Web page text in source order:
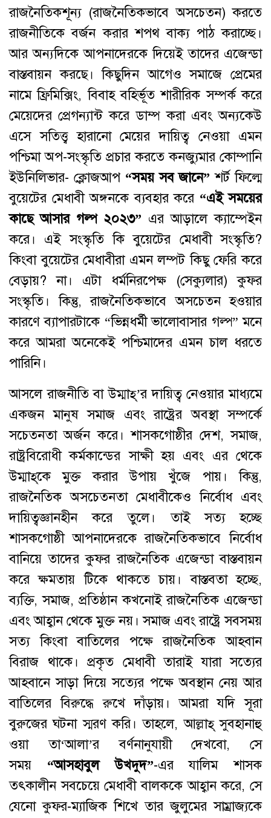
রাজনৈতিকশূন্য (রাজনৈতিকভাবে অসচেতন) করতে
রাজনীতিকে বর্জন করার শপথ বাক্য পাঠ করাচ্ছে।
আর অন্যদিকে আপনাদেরকে দিয়েই তাদের এজেন্ডা
বাস্তবায়ন করছে। কিছুদিন আগেও সমাজে প্রেমের
নামে ফ্রিমিক্সিং, বিবাহ বহির্ভূত শারীরিক সম্পর্ক করে
মেয়েদের প্রেগন্যান্ট করে ডাম্প করা এবং অন্যকেউ
এসে সতিত্ত্ব হারানো মেয়ের দায়িত্ব নেওয়া এমন
পশ্চিমা অপ-সংস্কৃতি প্রচার করতে কনজ্যুমার কোম্পানি
ইউনিলিভার- ক্লোজআপ “সময় সব জানে” শর্ট ফিল্মে
বুয়েটের মেধাবী অঙ্গনকে ব্যবহার করে “এই সময়ের
কাছে আসার গল্প ২০২৩” এর আড়ালে ক্যাম্পেইন
করে। এই সংস্কৃতি কি বুয়েটের মেধাবী সংস্কৃতি?
কিংবা বুয়েটের মেধাবীরা এমন লম্পট কিছু ফেরি করে
বেড়ায়? না। এটা ধর্মনিরপেক্ষ (সেক্যুলার) কুফর
সংস্কৃতি। কিন্তু, রাজনৈতিকভাবে অসচেতন হওয়ার
কারণে ব্যাপারটাকে “ভিন্নধর্মী ভালোবাসার গল্প” মনে
করে আমরা অনেকেই পশ্চিমাদের এমন চাল ধরতে
পারিনি।
আসলে রাজনীতি বা উম্মাহ্‌’র দায়িত্ব নেওয়ার মাধ্যমে
একজন মানুষ সমাজ এবং রাষ্ট্রের অবস্থা সম্পর্কে
সচেতনতা অর্জন করে। শাসকগোষ্ঠীর দেশ, সমাজ,
রাষ্ট্রবিরোধী কর্মকান্ডের সাক্ষী হয় এবং এর থেকে
উম্মাহ্‌কে মুক্ত করার উপায় খুঁজে পায়। কিন্তু,
রাজনৈতিক অসচেতনতা মেধাবীকেও নির্বোধ এবং
দায়িত্বজ্ঞানহীন করে তুলে। তাই সত্য হচ্ছে
শাসকগোষ্ঠী আপনাদেরকে রাজনৈতিকভাবে নির্বোধ
বানিয়ে তাদের কুফর রাজনৈতিক এজেন্ডা বাস্তবায়ন
করে ক্ষমতায় টিকে থাকতে চায়। বাস্তবতা হচ্ছে,
ব্যক্তি, সমাজ, প্রতিষ্ঠান কখনোই রাজনৈতিক এজেন্ডা
এবং আহ্বান থেকে মুক্ত নয়। সমাজ এবং রাষ্ট্রে সবসময়
সত্য কিংবা বাতিলের পক্ষে রাজনৈতিক আহবান
বিরাজ থাকে। প্রকৃত মেধাবী তারাই যারা সত্যের
আহবানে সাড়া দিয়ে সত্যের পক্ষে অবস্থান নেয় আর
বাতিলের বিরুদ্ধে রুখে দাঁড়ায়। আমরা যদি সূরা
বুরুজের ঘটনা স্মরণ করি। তাহলে, আল্লাহ্‌ সুবহানাহু
ওয়া তা‘আলা’র বর্ণনানুযায়ী দেখবো, সে
সময় “আসহাবুল উখদুদ”-এর যালিম শাসক
তৎকালীন সবচেয়ে মেধাবী বালককে আহ্বান করে, সে
যেনো কুফর-ম্যাজিক শিখে তার জুলুমের সাম্রাজ্যকে